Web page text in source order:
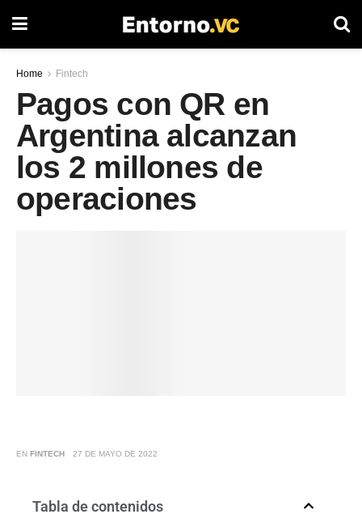
Home Fintech
Pagos con QR en
Argentina alcanzan
los 2 millones de
operaciones
EN FINTECH 27 DE MAYO DE 2022
Tabla de contenidos